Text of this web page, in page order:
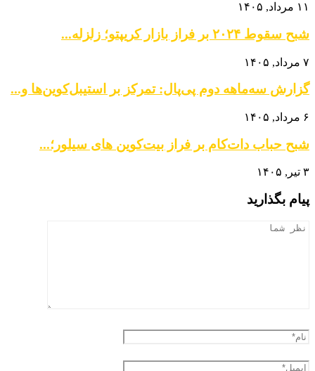
۱۱ مرداد, ۱۴۰۵
شبح سقوط ۲۰۲۴ بر فراز بازار کریپتو؛ زلزله...
۷ مرداد, ۱۴۰۵
گزارش سه‌ماهه دوم پی‌پال: تمرکز بر استیبل‌کوین‌ها و...
۶ مرداد, ۱۴۰۵
شبح حباب دات‌کام بر فراز بیت‌کوین‌ های سیلور؛...
۳ تیر, ۱۴۰۵
پیام بگذارید